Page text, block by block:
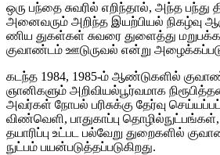
ஒரு பந்தை சுவரில் எறிந்​தால், அந்த பந்து
அனை​வரும் அறிந்த இயற்​பியல் நிகழ்வு
ணிய துகள்​கள் சுவரை துளைத்து
குவாண்​டம் ஊடுரு​வல் என்று
கடந்த 1984, 1985-ம் ஆண்​டு​களில்
ஞானிகளும் அறி​வியல்​பூர்​வ​மாக
அவர்​கள் நோபல் பரிசுக்கு தேர்வு
விண்​வெளி, பாது​காப்பு தொழில்​நுட்​பங்​கள்,
தயாரிப்பு உட்பட பல்​வேறு துறை​களில்
நுட்​பம் பயன்​படுத்​தப்​படுகிறது.